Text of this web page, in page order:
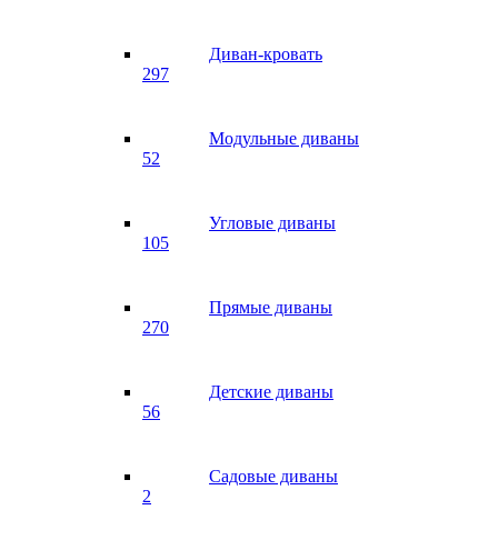
Диван-кровать
297
Модульные диваны
52
Угловые диваны
105
Прямые диваны
270
Детские диваны
56
Садовые диваны
2